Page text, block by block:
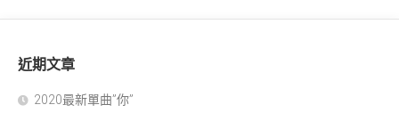
近期文章
2020最新單曲”你”